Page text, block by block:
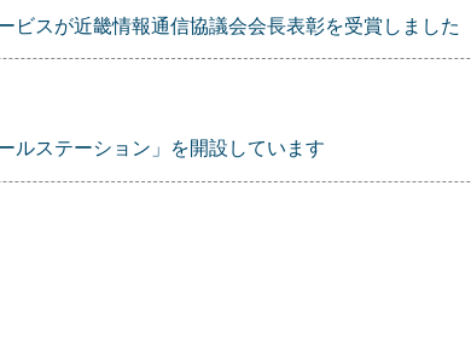
ビスが近畿情報通信協議会会長表彰を受賞しました
ルステーション」を開設しています